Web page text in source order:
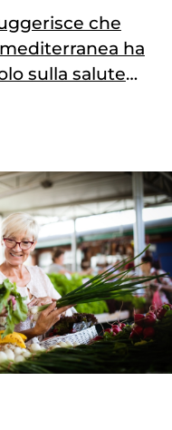
che
ha
sulla salute